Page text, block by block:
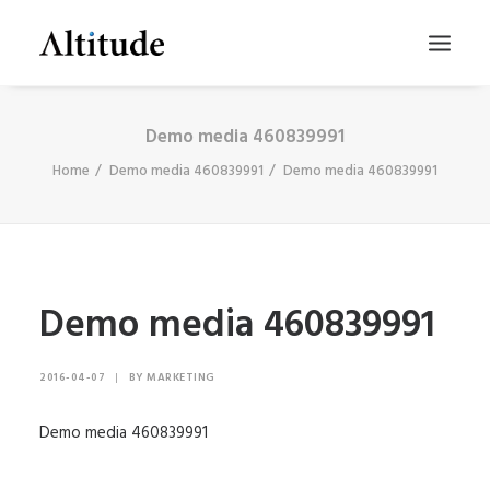
Demo media 460839991
Home Demo media 460839991 Demo media 460839991
Demo media 460839991
2016-04-07 | BY MARKETING
Demo media 460839991